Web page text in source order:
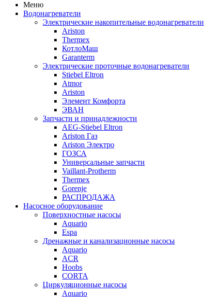
Меню
Водонагреватели
Электрические накопительные водонагреватели
Ariston
Thermex
КотлоМаш
Garanterm
Электрические проточные водонагреватели
Stiebel Eltron
Atmor
Ariston
Элемент Комфорта
ЭВАН
Запчасти и принадлежности
AEG-Stiebel Eltron
Ariston Газ
Ariston Электро
ГОЗСА
Универсальные запчасти
Vaillant-Protherm
Thermex
Gorenje
РАСПРОДАЖА
Насосное оборудование
Поверхностные насосы
Aquario
Espa
Дренажные и канализационные насосы
Aquario
ACR
Hoobs
CORTA
Циркуляционные насосы
Aquario